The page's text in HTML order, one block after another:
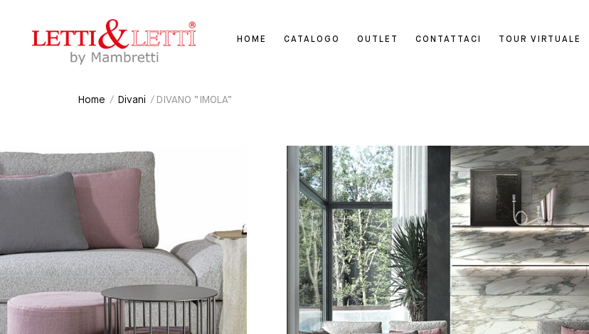
HOME CATALOGO OUTLET CONTATTACI TOUR VIRTUALE
Home / Divani / DIVANO “IMOLA”